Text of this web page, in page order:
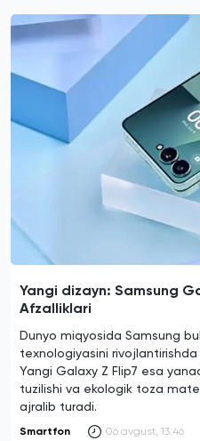
Yangi dizayn: Samsung
Afzalliklari
Dunyo miqyosida Samsung
texnologiyasini
Yangi Galaxy Z Flip7 esa
tuzilishi va ekologik toza
ajralib turadi.
Smartfon 06 avgust, 13:46